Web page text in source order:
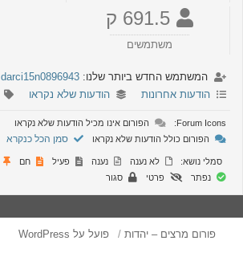
691.5 ק
משתמשים
המשתמש החדש ביותר שלנו: darci15n0896943
הודעות אחרונות
הודעות שלא נקראו
Forum Icons:
הפורום אינו מכיל הודעות שלא נקראו
הפורום כולל הודעות שלא נקראו
סמן הכל כנקרא
סמלי נושא: לא נענה נענה פעיל חם
נפתר
פרטי סגור
פורום מרצים – יהדות פועל על WordPress